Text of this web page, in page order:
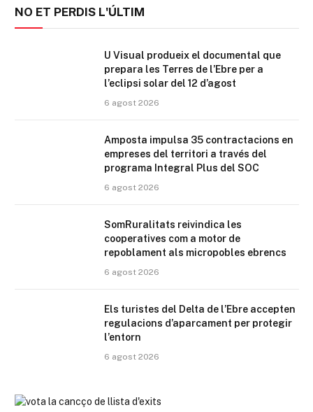
NO ET PERDIS L'ÚLTIM
U Visual produeix el documental que
prepara les Terres de l’Ebre per a
l’eclipsi solar del 12 d’agost
6 agost 2026
Amposta impulsa 35 contractacions en
empreses del territori a través del
programa Integral Plus del SOC
6 agost 2026
SomRuralitats reivindica les
cooperatives com a motor de
repoblament als micropobles ebrencs
6 agost 2026
Els turistes del Delta de l’Ebre accepten
regulacions d’aparcament per protegir
l’entorn
6 agost 2026